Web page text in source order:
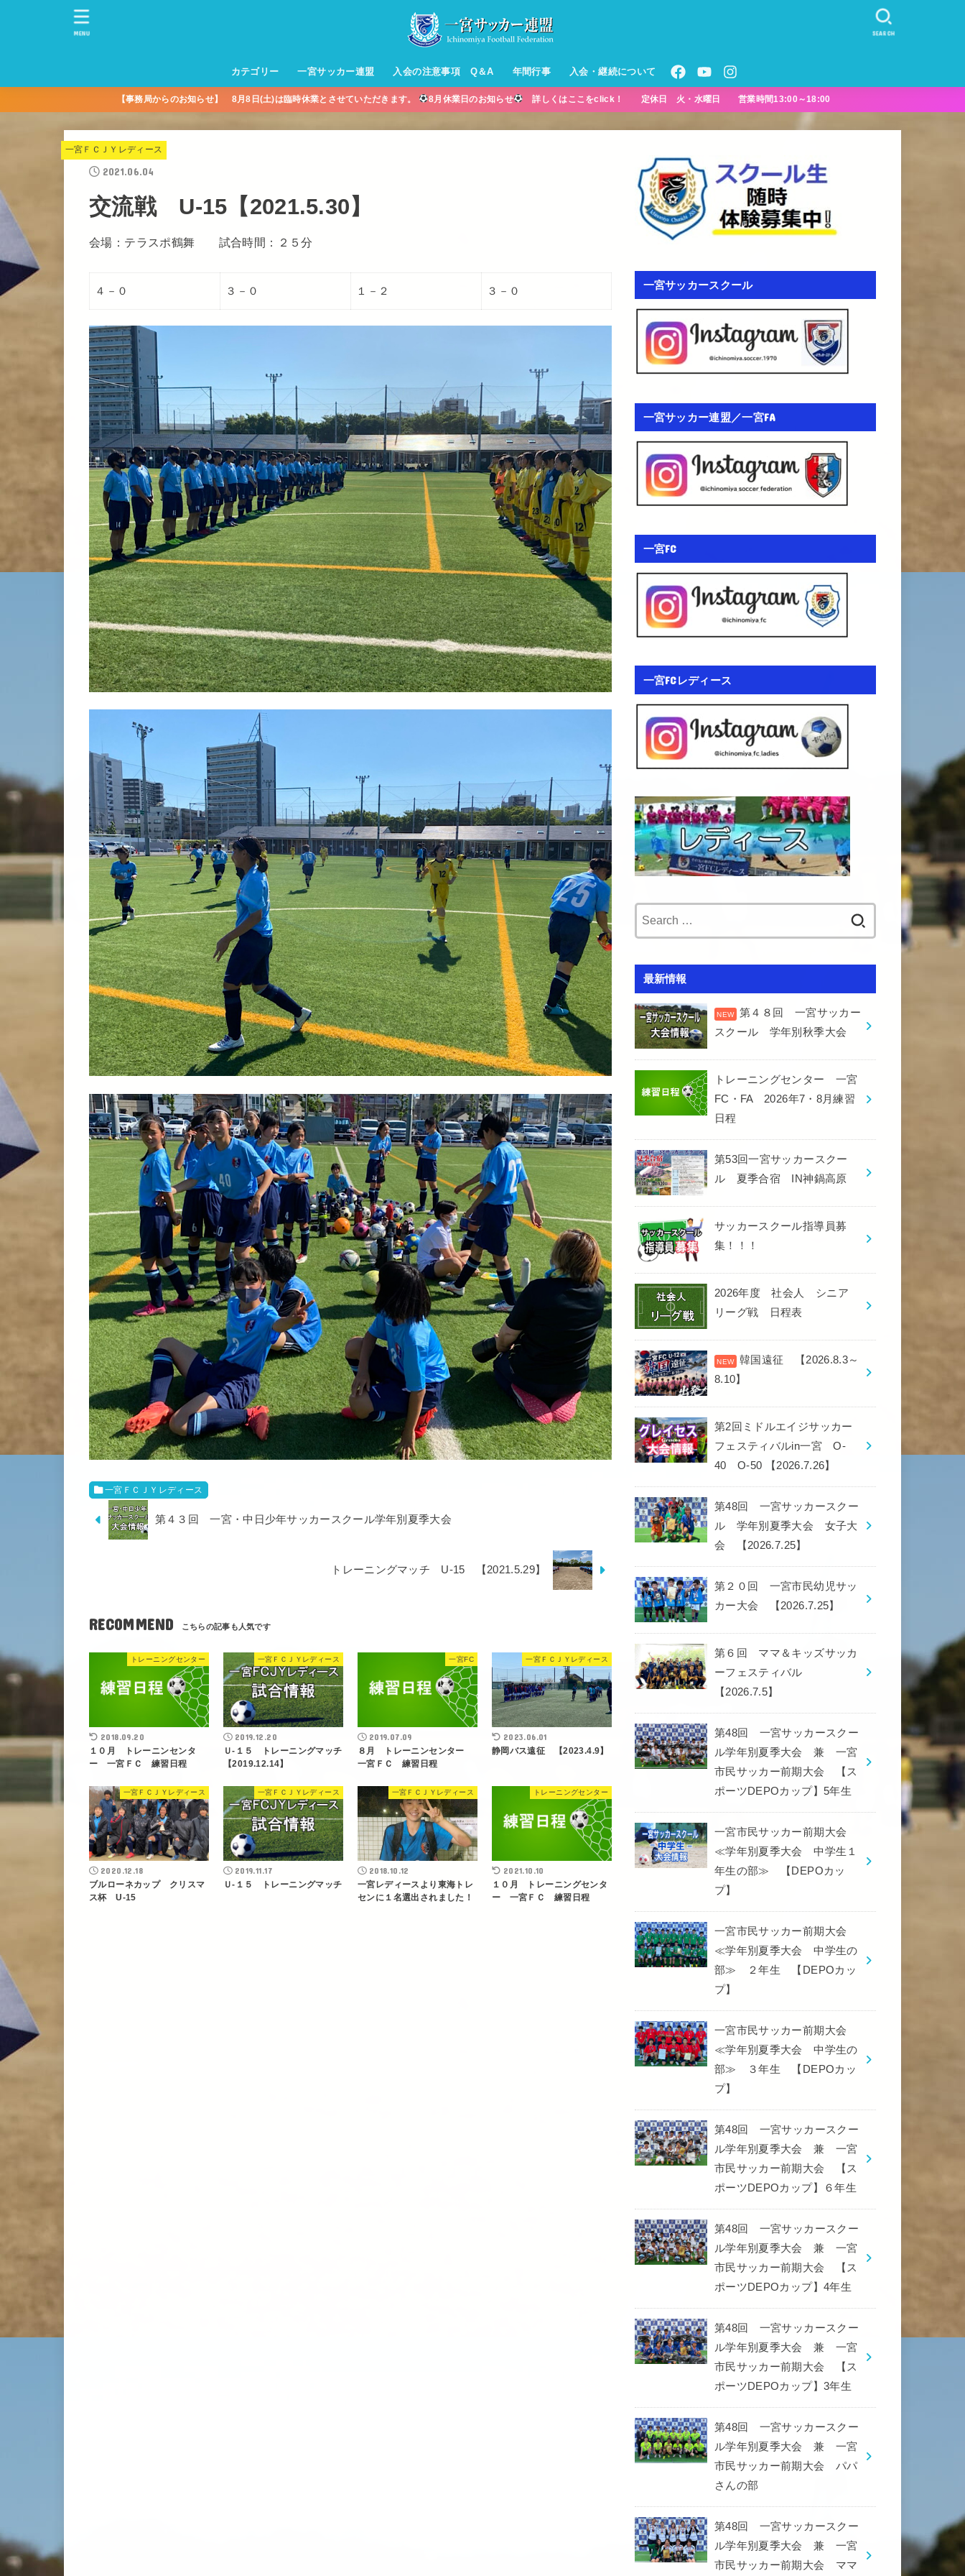
カテゴリー
一宮サッカースクール【小学生】
トレーニングセンター【小学生】
一宮FA
一宮FC
一宮ＦＣレディース
一宮サッカースクール【中学生】
中学生練習
一宮ＦＣＪＹ【中学生男子】
一宮ＦＣＪYレディース【中学生
女子】
幼児トレセン【年長・年中・年
少】
パパさんママさん
親子の部
社会人の部
コルボス 【シニア】
フットサル
コルボスリーグ
グレイセス
一宮サッカー連盟 入会の注意事項 Q＆A 年間行事 入会・継続について
SEARCH
MENU
【事務局からのお知らせ】 8月8日(土)は臨時休業とさせていただきます。 8月休業日のお知らせ 詳しくはここをclick！ 定休日 火・水曜日 営業時間13:00～18:00
一宮ＦＣＪＹレディース
2021.06.04
交流戦 U-15【2021.5.30】
会場：テラスポ鶴舞 試合時間：２５分
４－０ ３－０ １－２ ３－０
一宮ＦＣＪＹレディース
第４３回 一宮・中日少年サッカースクール学年別夏季大会
トレーニングマッチ U-15 【2021.5.29】
RECOMMEND
トレーニングセンター
2018.09.20
１０月 トレーニンセンタ
ー 一宮ＦＣ 練習日程
一宮ＦＣＪＹレディース
2019.12.20
Ｕ-１５ トレーニングマッチ
【2019.12.14】
一宮FC
2019.07.09
８月 トレーニンセンター
一宮ＦＣ 練習日程
一宮ＦＣＪＹレディース
2023.06.01
静岡バス遠征 【2023.4.9】
一宮ＦＣＪＹレディース
2020.12.18
ブルローネカップ クリスマ
ス杯 U-15
一宮ＦＣＪＹレディース
2019.11.17
Ｕ-１５ トレーニングマッチ
一宮ＦＣＪＹレディース
2018.10.12
一宮レディースより東海トレ
センに１名選出されました！
トレーニングセンター
2021.10.10
１０月 トレーニングセンタ
ー 一宮ＦＣ 練習日程
一宮サッカースクール
一宮サッカー連盟／一宮FA
一宮FC
一宮FCレディース
最新情報
第４８回 一宮サッカー
スクール 学年別秋季大会
トレーニングセンター 一宮
FC・FA 2026年7・8月練習
日程
第53回一宮サッカースクー
ル 夏季合宿 IN神鍋高原
サッカースクール指導員募
集！！！
2026年度 社会人 シニア
リーグ戦 日程表
韓国遠征 【2026.8.3～
8.10】
第2回ミドルエイジサッカー
フェスティバルin一宮 O-
40 O-50 【2026.7.26】
第48回 一宮サッカースクー
ル 学年別夏季大会 女子大
会 【2026.7.25】
第２０回 一宮市民幼児サッ
カー大会 【2026.7.25】
第６回 ママ＆キッズサッカ
ーフェスティバル
【2026.7.5】
第48回 一宮サッカースクー
ル学年別夏季大会 兼 一宮
市民サッカー前期大会 【ス
ポーツDEPOカップ】5年生
一宮市民サッカー前期大会
≪学年別夏季大会 中学生１
年生の部≫ 【DEPOカッ
プ】
一宮市民サッカー前期大会
≪学年別夏季大会 中学生の
部≫ ２年生 【DEPOカッ
プ】
一宮市民サッカー前期大会
≪学年別夏季大会 中学生の
部≫ ３年生 【DEPOカッ
プ】
第48回 一宮サッカースクー
ル学年別夏季大会 兼 一宮
市民サッカー前期大会 【ス
ポーツDEPOカップ】６年生
第48回 一宮サッカースクー
ル学年別夏季大会 兼 一宮
市民サッカー前期大会 【ス
ポーツDEPOカップ】4年生
第48回 一宮サッカースクー
ル学年別夏季大会 兼 一宮
市民サッカー前期大会 【ス
ポーツDEPOカップ】3年生
第48回 一宮サッカースクー
ル学年別夏季大会 兼 一宮
市民サッカー前期大会 パパ
さんの部
第48回 一宮サッカースクー
ル学年別夏季大会 兼 一宮
市民サッカー前期大会 ママ